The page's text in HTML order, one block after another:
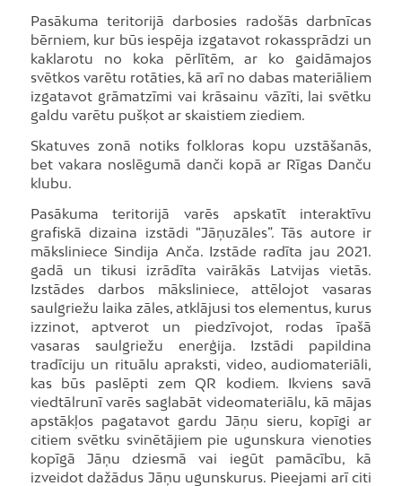
Pasākuma teritorijā darbosies radošās darbnīcas
bērniem, kur būs iespēja izgatavot rokassprādzi un
kaklarotu no koka pērlītēm, ar ko gaidāmajos
svētkos varētu rotāties, kā arī no dabas materiāliem
izgatavot grāmatzīmi vai krāsainu vāzīti, lai svētku
galdu varētu pušķot ar skaistiem ziediem.
Skatuves zonā notiks folkloras kopu uzstāšanās,
bet vakara noslēgumā danči kopā ar Rīgas Danču
klubu.
Pasākuma teritorijā varēs apskatīt interaktīvu
grafiskā dizaina izstādi “Jāņuzāles”. Tās autore ir
māksliniece Sindija Anča. Izstāde radīta jau 2021.
gadā un tikusi izrādīta vairākās Latvijas vietās.
Izstādes darbos māksliniece, attēlojot vasaras
saulgriežu laika zāles, atklājusi tos elementus, kurus
izzinot, aptverot un piedzīvojot, rodas īpašā
vasaras saulgriežu enerģija. Izstādi papildina
tradīciju un rituālu apraksti, video, audiomateriāli,
kas būs paslēpti zem QR kodiem. Ikviens savā
viedtālrunī varēs saglabāt videomateriālu, kā mājas
apstākļos pagatavot gardu Jāņu sieru, kopīgi ar
citiem svētku svinētājiem pie ugunskura vienoties
kopīgā Jāņu dziesmā vai iegūt pamācību, kā
izveidot dažādus Jāņu ugunskurus. Pieejami arī citi